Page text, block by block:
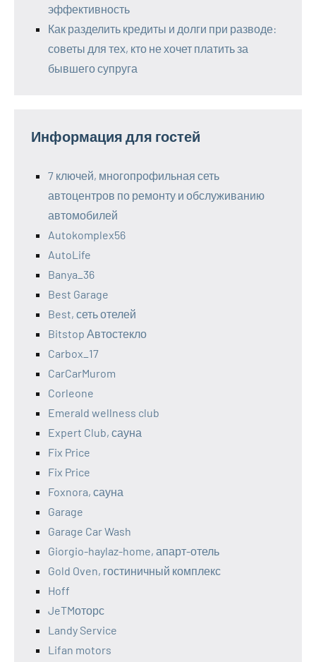
эффективность
Как разделить кредиты и долги при разводе:
советы для тех, кто не хочет платить за
бывшего супруга
Информация для гостей
7 ключей, многопрофильная сеть
автоцентров по ремонту и обслуживанию
автомобилей
Autokomplex56
AutoLife
Banya_36
Best Garage
Best, сеть отелей
Bitstop Автостекло
Carbox_17
CarCarMurom
Corleone
Emerald wellness club
Expert Club, сауна
Fix Price
Fix Price
Foxnora, сауна
Garage
Garage Car Wash
Giorgio-haylaz-home, апарт-отель
Gold Oven, гостиничный комплекс
Hoff
JeTMоторс
Landy Service
Lifan motors